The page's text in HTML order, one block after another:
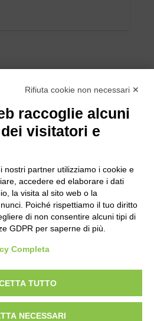
Bra
Rifiuta cookie non necessari ✕
raccoglie alcuni
visitatori e
nostri partner utilizziamo i cookie e
accedere ed elaborare i dati
la visita al sito web o la
Poiché rispettiamo il tuo diritto
di non consentire alcuni tipi di
GDPR per saperne di più.
Completa
TUTTO
NECESSARI